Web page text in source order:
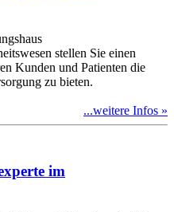
stellen Sie einen
Kunden und Patienten die
zu bieten.
...weitere Infos »
im